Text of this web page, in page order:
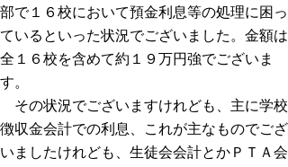
部で１６校において預金利息等の処理に困っ
ているといった状況でございました。金額は
全１６校を含めて約１９万円強でございま
す。
その状況でございますけれども、主に学校
徴収金会計での利息、これが主なものでござ
いましたけれども、生徒会会計とかＰＴＡ会